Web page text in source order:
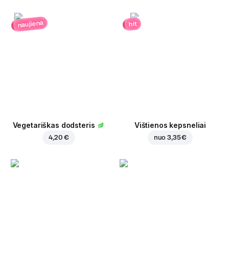
naujiena
Vegetariškas dodsteris
4,20 €
hit
Vištienos kepsneliai
nuo3,35 €